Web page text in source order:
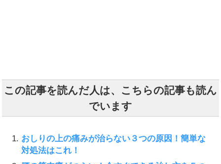
この記事を読んだ人は、こちらの記事も読ん
でいます
おしりの上の痛みが治らない３つの原因！簡単な
対処法はこれ！